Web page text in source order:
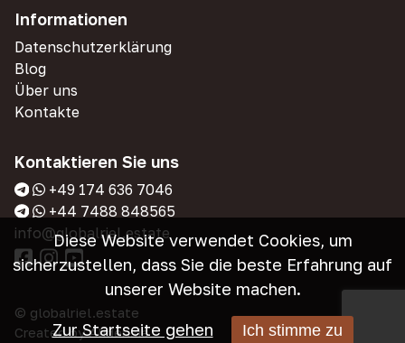
Informationen
Datenschutzerklärung
Blog
Über uns
Kontakte
Kontaktieren Sie uns
+49 174 636 7046
+44 7488 848565
info@globalriel.estate
© globalriel.estate
Created byAlidensia
Diese Website verwendet Cookies, um
sicherzustellen, dass Sie die beste Erfahrung auf
unserer Website machen.
Zur Startseite gehen Ich stimme zu